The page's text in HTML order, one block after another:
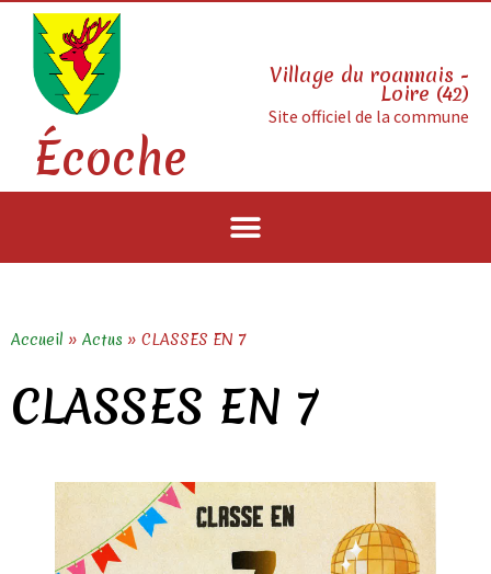
Écoche
Village du roannais -
Loire (42)
Site officiel de la commune
Accueil » Actus » CLASSES EN 7
CLASSES EN 7